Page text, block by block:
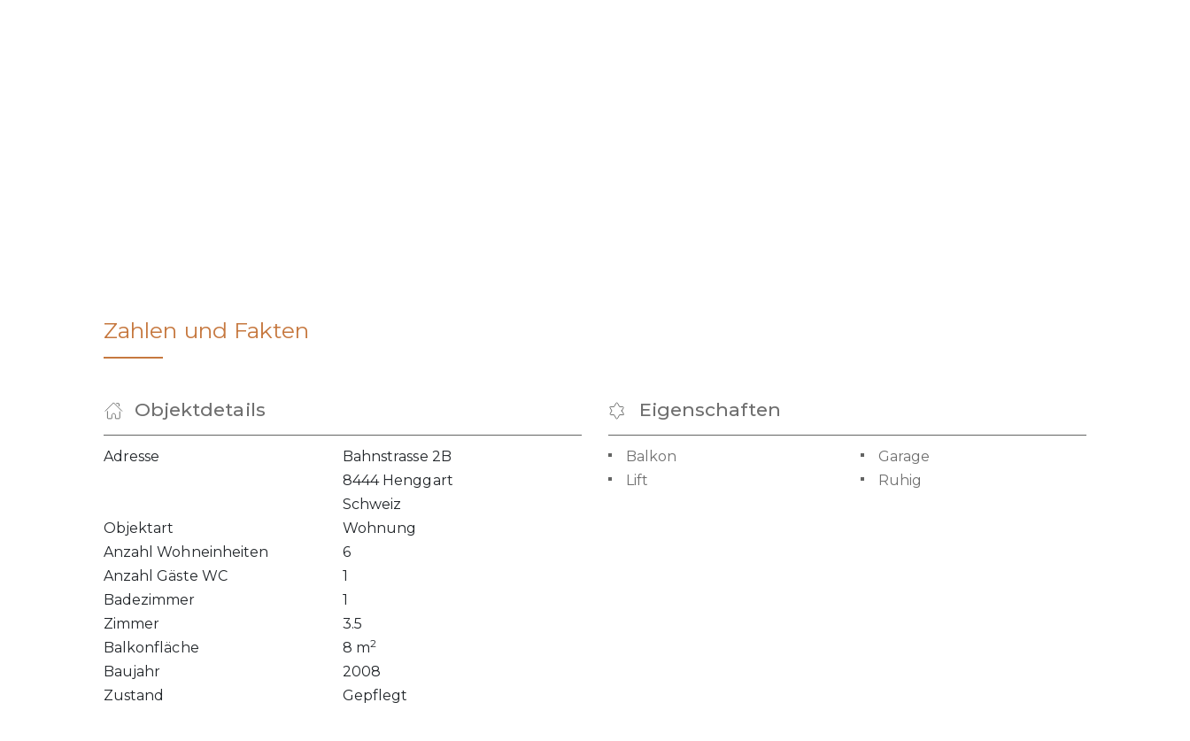
Zahlen und Fakten
Objektdetails
Adresse
Bahnstrasse 2B
8444 Henggart
Schweiz
Objektart
Wohnung
Anzahl Wohneinheiten
6
Anzahl Gäste WC
1
Badezimmer
1
Zimmer
3.5
Balkonfläche
8 m2
Baujahr
2008
Zustand
Gepflegt
Eigenschaften
Balkon
Garage
Lift
Ruhig